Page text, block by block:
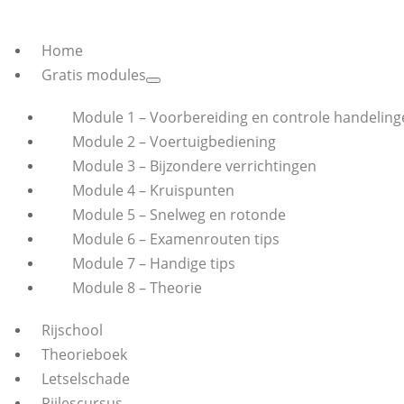
Home
Gratis modules
Module 1 – Voorbereiding en controle
Module 2 – Voertuigbediening
Module 3 – Bijzondere verrichtingen
Module 4 – Kruispunten
Module 5 – Snelweg en rotonde
Module 6 – Examenrouten tips
Module 7 – Handige tips
Module 8 – Theorie
Rijschool
Theorieboek
Letselschade